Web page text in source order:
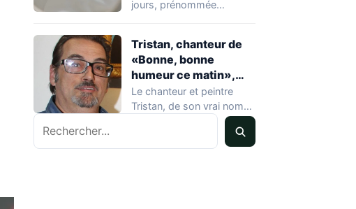
jours, prénommée
Tristan, chanteur de
«Bonne, bonne
humeur ce matin»,
mort à 68 ans
Le chanteur et peintre
Tristan, de son vrai nom
Pascal Dequatremare, est